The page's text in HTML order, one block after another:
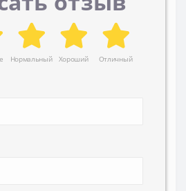
Нормальный Хороший Отличный